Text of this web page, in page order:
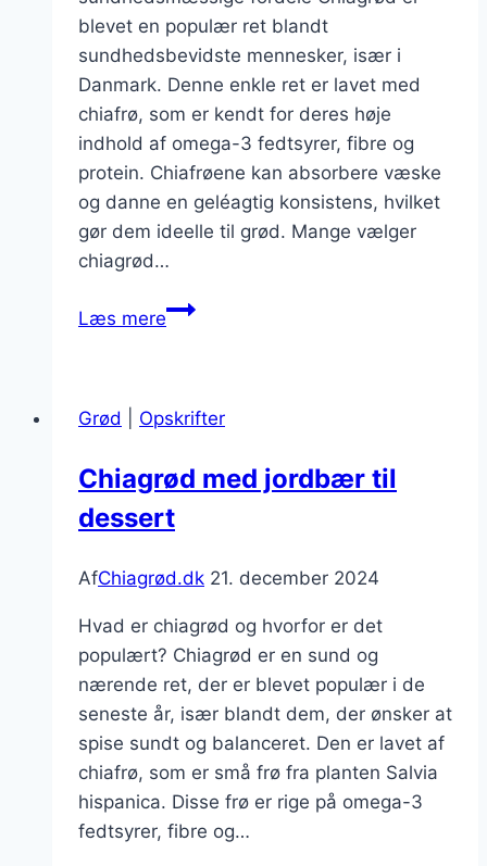
blevet en populær ret blandt
sundhedsbevidste mennesker, især i
Danmark. Denne enkle ret er lavet med
chiafrø, som er kendt for deres høje
indhold af omega-3 fedtsyrer, fibre og
protein. Chiafrøene kan absorbere væske
og danne en geléagtig konsistens, hvilket
gør dem ideelle til grød. Mange vælger
chiagrød…
Læs mereChiagrød
rabarber
Grød Opskrifter
Chiagrød med jordbær til
dessert
AfChiagrød.dk 21. december 2024
Hvad er chiagrød og hvorfor er det
populært? Chiagrød er en sund og
nærende ret, der er blevet populær i de
seneste år, især blandt dem, der ønsker at
spise sundt og balanceret. Den er lavet af
chiafrø, som er små frø fra planten Salvia
hispanica. Disse frø er rige på omega-3
fedtsyrer, fibre og…